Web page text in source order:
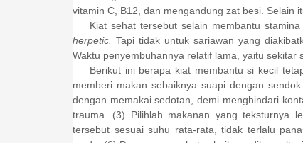
vitamin C, B12, dan mengandung zat besi. Selain
Kiat sehat tersebut selain membantu
herpetic.
Tapi tidak untuk sariawan yang
Waktu penyembuhannya relatif lama, yaitu sekitar
Berikut ini berapa kiat membantu si kecil
memberi makan sebaiknya suapi dengan
dengan memakai sedotan, demi menghindari
trauma. (3) Pilihlah makanan yang teksturnya
tersebut sesuai suhu rata-rata, tidak terlalu